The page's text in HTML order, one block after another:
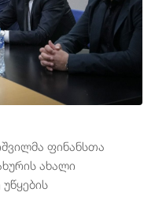
ფინანსთა
ახალი